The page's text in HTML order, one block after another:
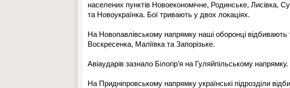
населених пунктів Новоекономічне, Родинське, Лисівка,
та Новоукраїнка. Бої тривають у двох локаціях.
На Новопавлівському напрямку наші оборонці відбивають
Воскресенка, Маліївка та Запорізьке.
Авіаударів зазнало Білогір’я на Гуляйпільському напрямку.
На Придніпровському напрямку українські підрозділи